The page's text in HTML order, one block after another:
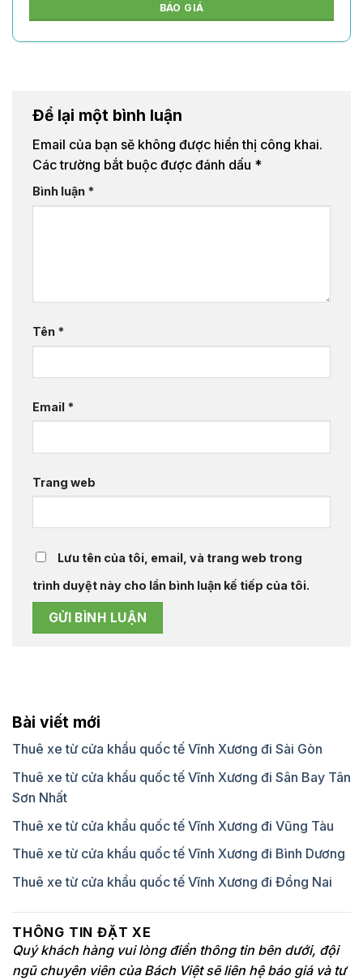
BÁO GIÁ
Để lại một bình luận
Email của bạn sẽ không được hiển thị công khai.
Các trường bắt buộc được đánh dấu *
Bình luận *
Tên *
Email *
Trang web
Lưu tên của tôi, email, và trang web trong
trình duyệt này cho lần bình luận kế tiếp của tôi.
Bài viết mới
Thuê xe từ cửa khẩu quốc tế Vĩnh Xương đi Sài Gòn
Thuê xe từ cửa khẩu quốc tế Vĩnh Xương đi Sân Bay Tân
Sơn Nhất
Thuê xe từ cửa khẩu quốc tế Vĩnh Xương đi Vũng Tàu
Thuê xe từ cửa khẩu quốc tế Vĩnh Xương đi Bình Dương
Thuê xe từ cửa khẩu quốc tế Vĩnh Xương đi Đồng Nai
THÔNG TIN ĐẶT XE
Quý khách hàng vui lòng điền thông tin bên dưới, đội
ngũ chuyên viên của Bách Việt sẽ liên hệ báo giá và tư